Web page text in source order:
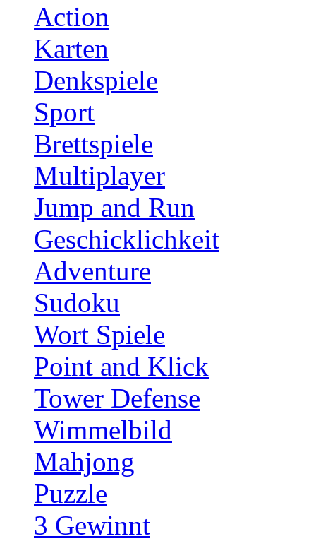
Action
Karten
Denkspiele
Sport
Brettspiele
Multiplayer
Jump and Run
Geschicklichkeit
Adventure
Sudoku
Wort Spiele
Point and Klick
Tower Defense
Wimmelbild
Mahjong
Puzzle
3 Gewinnt